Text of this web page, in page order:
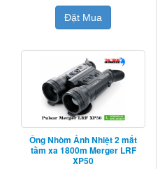
Đặt Mua
Ống Nhòm Ảnh Nhiệt 2 mắt
tầm xa 1800m Merger LRF
XP50